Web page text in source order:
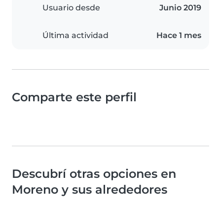
Usuario desde Junio 2019
Última actividad Hace 1 mes
Comparte este perfil
Descubrí otras opciones en
Moreno y sus alrededores